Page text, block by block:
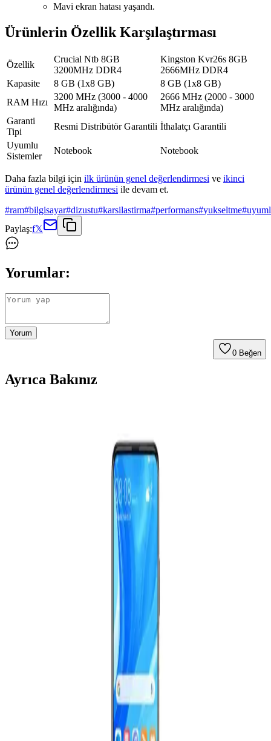
Mavi ekran hatası yaşandı.
Ürünlerin Özellik Karşılaştırması
Özellik
Crucial Ntb 8GB
3200MHz DDR4
Kingston Kvr26s 8GB
2666MHz DDR4
Kapasite
8 GB (1x8 GB)
8 GB (1x8 GB)
RAM Hızı
3200 MHz (3000 - 4000
MHz aralığında)
2666 MHz (2000 - 3000
MHz aralığında)
Garanti
Tipi
Resmi Distribütör Garantili İthalatçı Garantili
Uyumlu
Sistemler
Notebook Notebook
Daha fazla bilgi için ilk ürünün genel değerlendirmesi ve ikinci
ürünün genel değerlendirmesi ile devam et.
#ram#bilgisayar#dizustu#karsilastirma#performans#yukseltme#
Paylaş:f𝕏
Yorumlar:
Yorum
0 Beğen
Ayrıca Bakınız
Z80 tabanlı bilgisayar klonunda güç hattı bağlantılarının eksikliği,
RAM gibi bileşenlerin çalışmamasına yol açar. Sistematik ölçüm ve
kontrol yöntemleri hataların hızlı tespitini sağlar.
MacBook Pro M2 16GB RAM ile Yüksek
Performans ve Çoklu Görev Yeteneği
MacBook Pro M2 modeli, 16GB RAM ile yüksek performans ve
çoklu görev desteği sağlayarak profesyonel ve günlük kullanımı
Tab A9: 6GB RAM ve 128GB Depolama ile Güncel
ve Çok Yönlü Tablet Seçeneği
Tab A9, 6GB RAM ve 128GB depolama ile çoklu görevleri
kolayca yapabilen, eğitim ve eğlence için ideal, yüksek performanslı
Akıllı Telefon Seçiminde Performans Unsurları ve
Güncel Modeller Hakkında Bilgiler
Günümüzde akıllı telefonlar, performans ve teknik özellikler
açısından çeşitlilik gösteriyor. İşlemci, RAM ve batarya kapasitesi,
telefon seçiminde kritik unsurlardır. Bu özellikler, kullanıcıların
ihtiyaçlarına uygun doğru modeli belirlemede yardımcı olur.